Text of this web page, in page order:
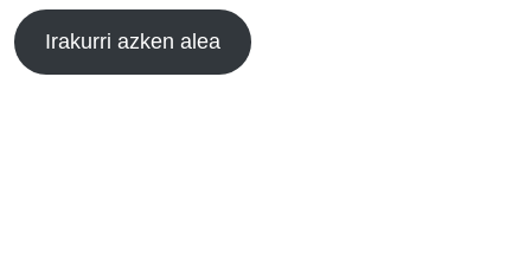
Irakurri azken alea